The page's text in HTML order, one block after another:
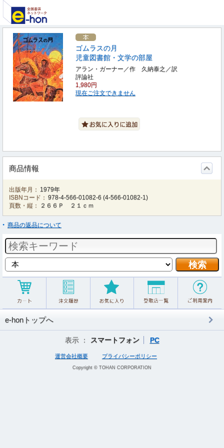
ゴムラスの月
児童図書館・文学の部屋
アラン・ガーナー／作 久納泰之／訳
評論社
1,980円
現在ご注文できません
商品情報
出版年月： 1979年
ISBNコード： 978-4-566-01082-6 (4-566-01082-1)
頁数・縦：
２６６Ｐ ２１ｃｍ
商品の返品について
e-honトップへ
表示 ： スマートフォン PC
運営会社概要 プライバシーポリシー
Copyright © TOHAN CORPORATION